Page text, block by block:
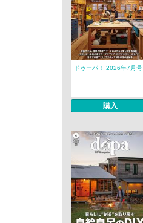
ドゥーパ！ 2026年7月号
購入